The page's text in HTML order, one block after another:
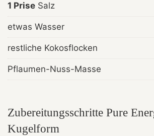
1 Prise Salz
etwas Wasser
restliche Kokosflocken
Pflaumen-Nuss-Masse
Zubereitungsschritte Pure
Kugelform